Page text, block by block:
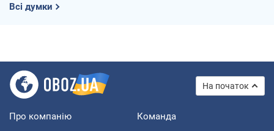
Всі думки
На початок
Про компанію Команда